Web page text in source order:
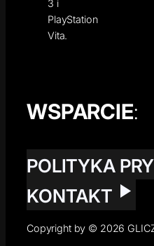
3 i
PlayStation
Vita.
WSPARCIE:
POLITYKA
KONTAKT
Copyright by © 2026